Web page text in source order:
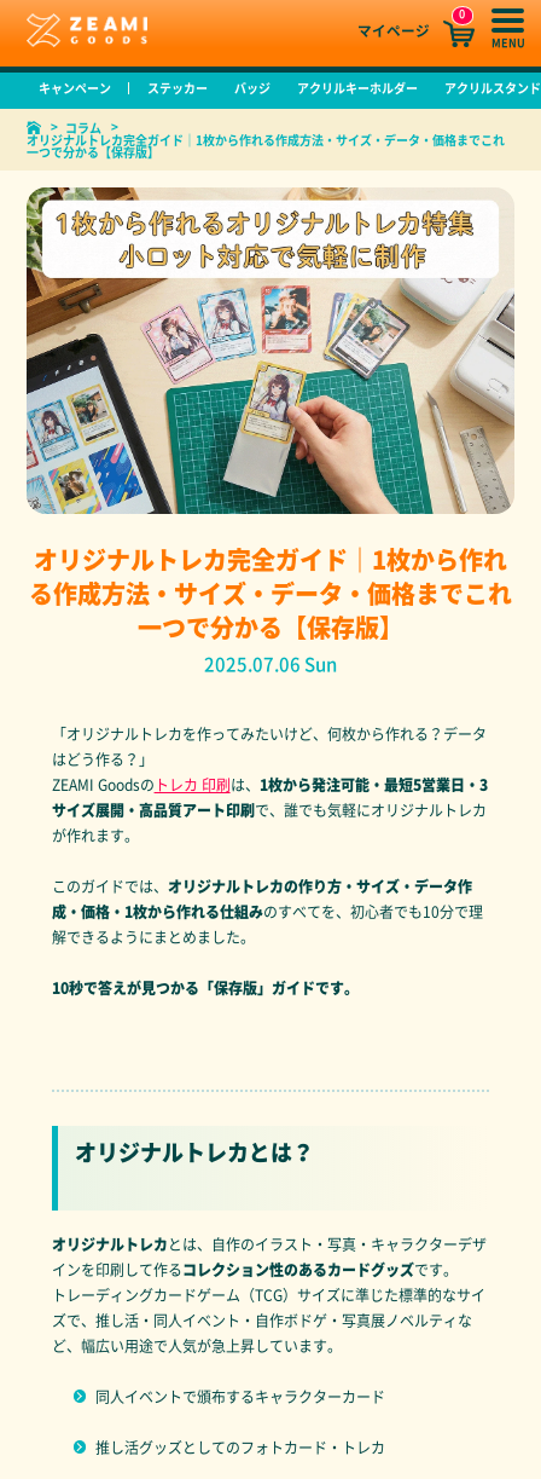
MENU
マイページ
0
キャンペーン ステッカー バッジ アクリルキーホルダー アクリルスタンド
コラム
オリジナルトレカ完全ガイド｜1枚から作れる作成方法・サイズ・データ・価格までこれ
一つで分かる【保存版】
オリジナルトレカ完全ガイド｜1枚から作れ
る作成方法・サイズ・データ・価格までこれ
一つで分かる【保存版】
2025.07.06 Sun
「オリジナルトレカを作ってみたいけど、何枚から作れる？データ
はどう作る？」
ZEAMI Goodsの トレカ 印刷は、 1枚から発注可能・最短5営業日・3
サイズ展開・高品質アート印刷で、誰でも気軽にオリジナルトレカ
が作れます。
このガイドでは、 オリジナルトレカの作り方・サイズ・データ作
成・価格・1枚から作れる仕組みのすべてを、初心者でも10分で理
解できるようにまとめました。
10秒で答えが見つかる「保存版」ガイドです。
オリジナルトレカとは？
オリジナルトレカとは、自作のイラスト・写真・キャラクターデザ
インを印刷して作るコレクション性のあるカードグッズです。
トレーディングカードゲーム（TCG）サイズに準じた標準的なサイ
ズで、推し活・同人イベント・自作ボドゲ・写真展ノベルティな
ど、幅広い用途で人気が急上昇しています。
同人イベントで頒布するキャラクターカード
推し活グッズとしてのフォトカード・トレカ